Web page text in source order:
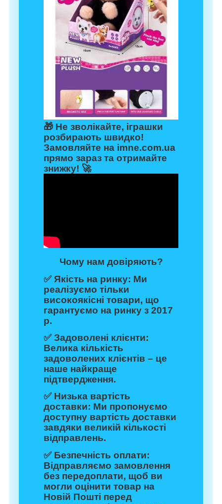
🎁 Не зволікайте, іграшки
розбирають швидко!
Замовляйте на imne.com.ua
прямо зараз та отримайте
знижку! 🚀
Чому нам довіряють?
✅ Якість на ринку: Ми
реалізуємо тільки
високоякісні товари, що
гарантуємо на ринку з 2017
р.
✅Задоволені клієнти:
Велика кількість
задоволених клієнтів – це
наше найкраще
підтвердження.
✅ Низька вартість
доставки: Ми пропонуємо
доступну вартість доставки
завдяки великій кількості
відправлень.
✅ Безпечність оплати:
Відправляємо замовлення
без передоплати, щоб ви
могли оцінити товар на
Новій Пошті перед